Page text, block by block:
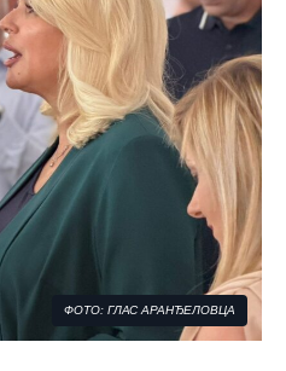
ФОТО: ГЛАС АРАНЂЕЛОВЦА